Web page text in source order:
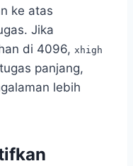
ke atas
Jika
di 4096, xhigh
panjang,
lebih